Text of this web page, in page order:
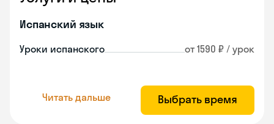
Испанский язык
Уроки испанского от 1590 ₽ / урок
Читать дальше Выбрать время